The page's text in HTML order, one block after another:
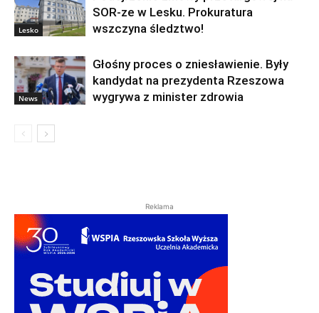
Lesko
SOR-ze w Lesku. Prokuratura
wszczyna śledztwo!
News
Głośny proces o zniesławienie. Były
kandydat na prezydenta Rzeszowa
wygrywa z minister zdrowia
Reklama